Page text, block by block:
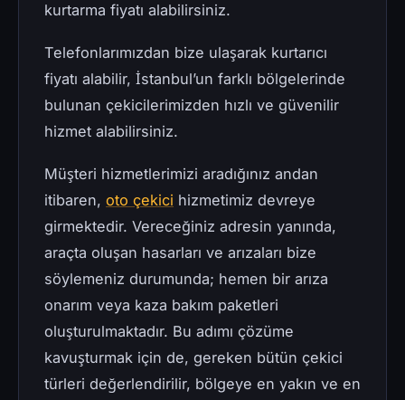
kurtarma fiyatı alabilirsiniz.
Telefonlarımızdan bize ulaşarak kurtarıcı
fiyatı alabilir, İstanbul’un farklı bölgelerinde
bulunan çekicilerimizden hızlı ve güvenilir
hizmet alabilirsiniz.
Müşteri hizmetlerimizi aradığınız andan
itibaren, oto çekici hizmetimiz devreye
girmektedir. Vereceğiniz adresin yanında,
araçta oluşan hasarları ve arızaları bize
söylemeniz durumunda; hemen bir arıza
onarım veya kaza bakım paketleri
oluşturulmaktadır. Bu adımı çözüme
kavuşturmak için de, gereken bütün çekici
türleri değerlendirilir, bölgeye en yakın ve en